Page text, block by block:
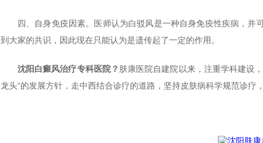
四、自身免疫因素。医师认为白驳风是一种自身免疫性疾病，
到大家的共识，因此现在只能认为是遗传起了一定的作用。
沈阳白癜风治疗专科医院？ 肤康医院自建院以来，注重学科建设
龙头“的发展方针，走中西结合诊疗的道路，坚持皮肤病科学规范诊疗